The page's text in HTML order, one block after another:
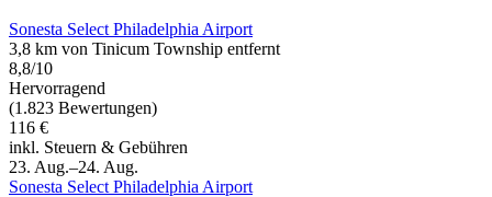
Sonesta Select Philadelphia Airport
3,8 km von Tinicum Township entfernt
8,8/10
Hervorragend
(1.823 Bewertungen)
116 €
inkl. Steuern & Gebühren
23. Aug.–24. Aug.
Sonesta Select Philadelphia Airport